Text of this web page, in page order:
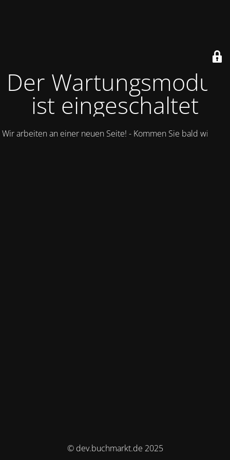
Der Wartungsmodus
ist eingeschaltet
Wir arbeiten an einer neuen Seite! - Kommen Sie bald wieder.
© dev.buchmarkt.de 2025